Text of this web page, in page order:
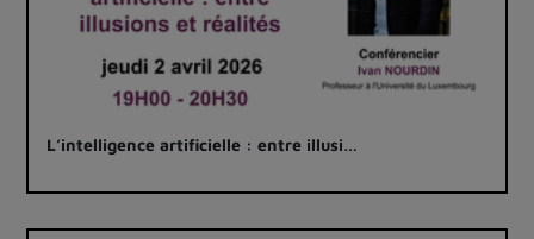
L’intelligence artificielle : entre illusi…